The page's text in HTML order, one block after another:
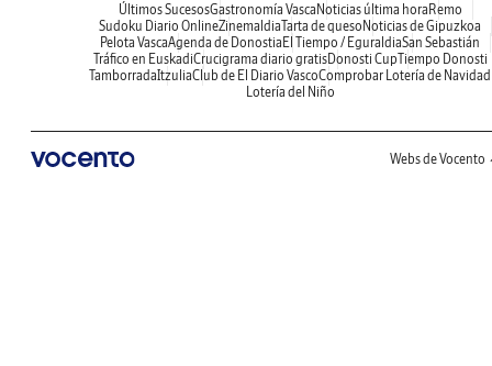
Últimos SucesosGastronomía Vasca Noticias última hora Remo
Sudoku Diario OnlineZinemaldiaTarta de queso Noticias de Gipuzkoa
Pelota VascaAgenda de Donostia El Tiempo / EguraldiaSan Sebastián
Tráfico en EuskadiCrucigrama diario gratisDonosti CupTiempo Donosti
TamborradaItzuliaClub de El Diario VascoComprobar Lotería de Navidad
Lotería del Niño
Webs de Vocento